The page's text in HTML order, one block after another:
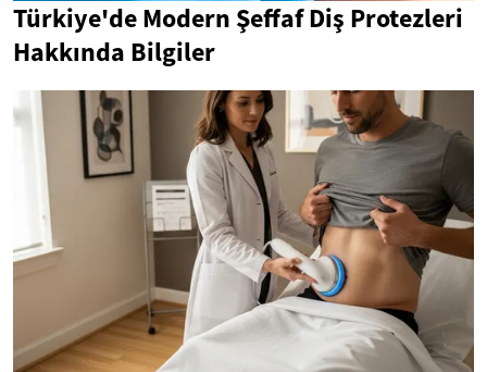
Türkiye'de Modern Şeffaf Diş Protezleri
Hakkında Bilgiler